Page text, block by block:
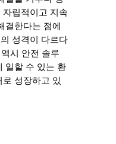
립적이고 지속
결한다는 점에
성격이 다르다
시 안전 솔루
일할 수 있는 환
성장하고 있